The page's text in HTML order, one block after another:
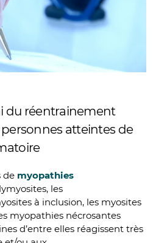
du réentrainement
atteintes de
de myopathies
les
à inclusion, les myosites
myopathies nécrosantes
d’entre elles réagissent très